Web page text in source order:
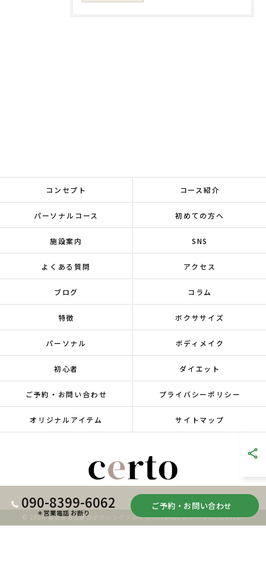
090-8399-6062
＊営業電話 お断り
ご予約・お問い合わせ
コンセプト コース紹介
パーソナルコース 初めての方へ
施設案内 SNS
よくある質問 アクセス
ブログ コラム
特徴 ボクササイズ
パーソナル ボディメイク
初心者 ダイエット
ご予約・お問い合わせ プライバシーポリシー
オリジナルアイテム サイトマップ
© 2026 愛知県名古屋のボクシングジムならcerto ALL RIGHTS RESERVED.